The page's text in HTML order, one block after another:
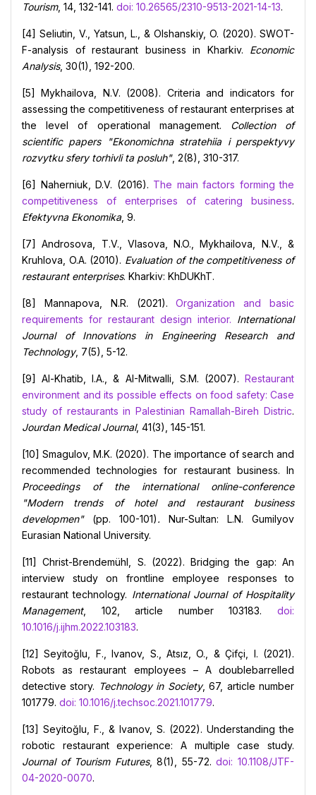
Tourism, 14, 132-141. doi: 10.26565/2310-9513-2021-14-13.
[4] Seliutin, V., Yatsun, L., & Olshanskiy, O. (2020). SWOT-
F-analysis of restaurant business in Kharkiv. Economic
Analysis, 30(1), 192-200.
[5] Mykhailova, N.V. (2008). Criteria and indicators for
assessing the competitiveness of restaurant enterprises at
the level of operational management. Collection of
scientific papers "Ekonomichna stratehiia i perspektyvy
rozvytku sfery torhivli ta posluh", 2(8), 310-317.
[6] Naherniuk, D.V. (2016). The main factors forming the
competitiveness of enterprises of catering business.
Efektyvna Ekonomika, 9.
[7] Androsova, T.V., Vlasova, N.O., Mykhailova, N.V., &
Kruhlova, O.A. (2010). Evaluation of the competitiveness of
restaurant enterprises. Kharkiv: KhDUKhT.
[8] Mannapova, N.R. (2021).Organization and basic
requirements for restaurant design interior. International
Journal of Innovations in Engineering Research and
Technology, 7(5), 5-12.
[9] Al-Khatib, I.A., & AI-Mitwalli, S.M. (2007). Restaurant
environment and its possible effects on food safety: Case
study of restaurants in Palestinian Ramallah-Bireh Distric.
Jourdan Medical Journal, 41(3), 145-151.
[10] Smagulov, M.K. (2020). The importance of search and
recommended technologies for restaurant business. In
Proceedings of the international online-conference
"Modern trends of hotel and restaurant business
developmen" (pp. 100-101). Nur-Sultan: L.N. Gumilyov
Eurasian National University.
[11] Christ-Brendemühl, S. (2022). Bridging the gap: An
interview study on frontline employee responses to
restaurant technology. International Journal of Hospitality
Management, 102, article number 103183. doi:
10.1016/j.ijhm.2022.103183.
[12] Seyitoğlu, F., Ivanov, S., Atsız, O., & Çifçi, I. (2021).
Robots as restaurant employees – A doublebarrelled
detective story. Technology in Society, 67, article number
101779. doi: 10.1016/j.techsoc.2021.101779.
[13] Seyitoğlu, F., & Ivanov, S. (2022). Understanding the
robotic restaurant experience: A multiple case study.
Journal of Tourism Futures, 8(1), 55-72.doi: 10.1108/JTF-
04-2020-0070.